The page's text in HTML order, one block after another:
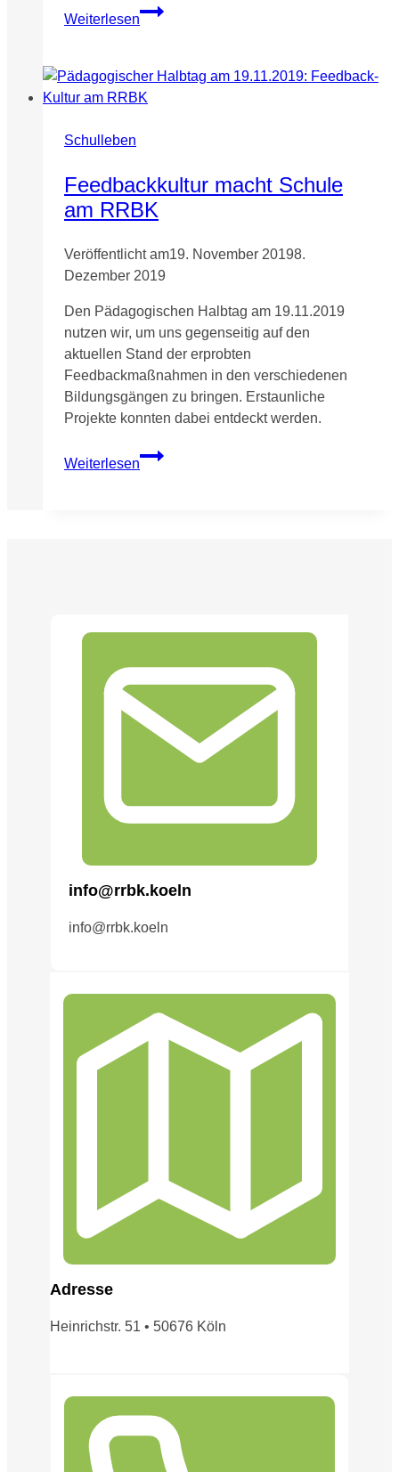
Weiterlesen
Erfolgreiche
Premiere
RRBK
–
365
Euro
Spendenerlös
Dellbrück
Schulleben
Feedbackkultur macht Schule
am RRBK
Veröffentlicht am19. November 20198.
Dezember 2019
Den Pädagogischen Halbtag am 19.11.2019
nutzen wir, um uns gegenseitig auf den
aktuellen Stand der erprobten
Feedbackmaßnahmen in den verschiedenen
Bildungsgängen zu bringen. Erstaunliche
Projekte konnten dabei entdeckt werden.
Weiterlesen
Feedbackkultur
macht
info@rrbk.koeln
info@rrbk.koeln
Adresse
Heinrichstr. 51 • 50676 Köln